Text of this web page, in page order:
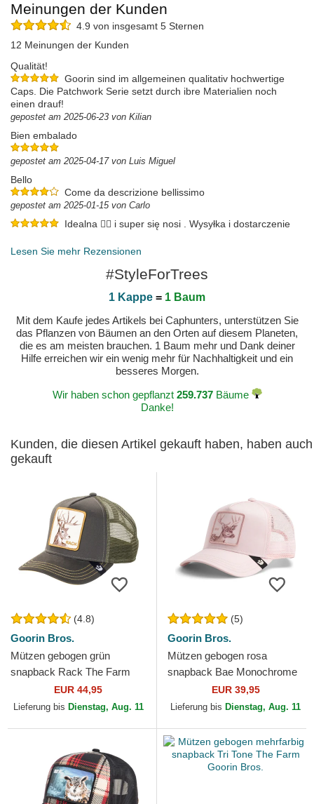
Meinungen der Kunden
4.9 von insgesamt 5 Sternen
12 Meinungen der Kunden
Qualität!
Goorin sind im allgemeinen qualitativ hochwertige
Caps. Die Patchwork Serie setzt durch ibre Materialien noch
einen drauf!
gepostet am 2025-06-23 von Kilian
Bien embalado
gepostet am 2025-04-17 von Luis Miguel
Bello
Come da descrizione bellissimo
gepostet am 2025-01-15 von Carlo
Idealna 👌🏼 i super się nosi . Wysyłka i dostarczenie
gepostet am 2024-11-08 von Justyna
Lesen Sie mehr Rezensionen
#StyleForTrees
1 Kappe = 1 Baum
Mit dem Kaufe jedes Artikels bei Caphunters, unterstützen Sie
das Pflanzen von Bäumen an den Orten auf diesem Planeten,
die es am meisten brauchen. 1 Baum mehr und Dank deiner
Hilfe erreichen wir ein wenig mehr für Nachhaltigkeit und ein
besseres Morgen.
Wir haben schon gepflanzt 259.737Bäume
Danke!
Kunden, die diesen Artikel gekauft haben, haben auch
gekauft
(4.8)
Goorin Bros.
Mützen gebogen grün
snapback Rack The Farm
Goorin Bros.EUR 44,95
Lieferung bis Dienstag, Aug. 11
(5)
Goorin Bros.
Mützen gebogen rosa
snapback Bae Monochrome
The Farm Goorin Bros.
EUR 39,95
Lieferung bis Dienstag, Aug. 11